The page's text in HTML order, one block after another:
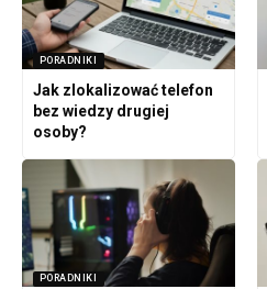
PORADNIKI
Jak zlokalizować telefon
bez wiedzy drugiej
osoby?
PORADNIKI